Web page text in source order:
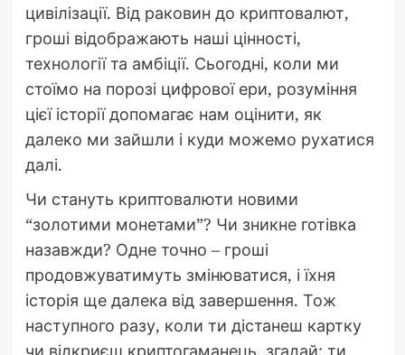
цивілізації. Від раковин до криптовалют,
гроші відображають наші цінності,
технології та амбіції. Сьогодні, коли ми
стоїмо на порозі цифрової ери, розуміння
цієї історії допомагає нам оцінити, як
далеко ми зайшли і куди можемо рухатися
далі.
Чи стануть криптовалюти новими
“золотими монетами”? Чи зникне готівка
назавжди? Одне точно – гроші
продовжуватимуть змінюватися, і їхня
історія ще далека від завершення. Тож
наступного разу, коли ти дістанеш картку